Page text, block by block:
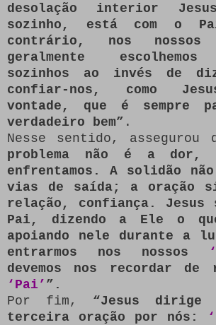
desolação interior
sozinho, está com o
contrário, nos
geralmente escolhemos
sozinhos ao invés de
confiar-nos, como
vontade, que é sempre
verdadeiro bem” .
Nesse sentido, assegurou
problema não é a dor,
enfrentamos. A solidão
vias de saída; a oração
relação, confiança. Jesus
Pai, dizendo a Ele o
apoiando nele durante a
entrarmos nos nossos
devemos nos recordar de
‘Pai’ ”.
Por fim, “Jesus dirige
terceira oração por nós: